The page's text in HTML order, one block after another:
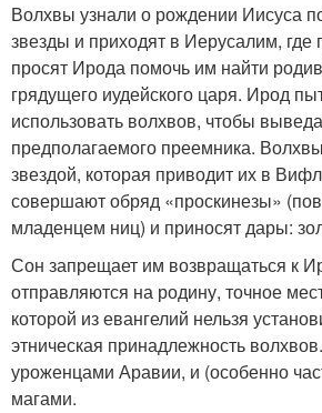
Волхвы узнали о рождении Иисуса
звезды и приходят в Иерусалим, где
просят Ирода помочь им найти
грядущего иудейского царя. Ирод
использовать волхвов, чтобы
предполагаемого преемника.
звездой, которая приводит их в
совершают обряд «проскинезы»
младенцем ниц) и приносят дары:
Сон запрещает им возвращаться к
отправляются на родину, точное
которой из евангелий нельзя
этническая принадлежность
уроженцами Аравии, и (особенно
магами.